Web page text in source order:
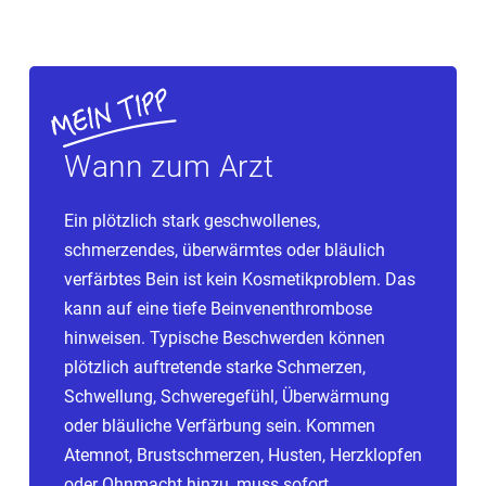
Wann zum Arzt
Ein plötzlich stark geschwollenes,
schmerzendes, überwärmtes oder bläulich
verfärbtes Bein ist kein Kosmetikproblem. Das
kann auf eine tiefe Beinvenenthrombose
hinweisen. Typische Beschwerden können
plötzlich auftretende starke Schmerzen,
Schwellung, Schweregefühl, Überwärmung
oder bläuliche Verfärbung sein. Kommen
Atemnot, Brustschmerzen, Husten, Herzklopfen